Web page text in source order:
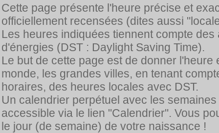
Cette page présente l'heure précise et
officiellement recensées (dites aussi
Les heures indiquées tiennent compte
d'énergies (DST : Daylight Saving Time).
Le but de cette page est de donner
monde, les grandes villes, en tenant
horaires, des heures locales avec DST.
Un calendrier perpétuel avec les
accessible via le lien "Calendrier". Vous
le jour (de semaine) de votre naissance !